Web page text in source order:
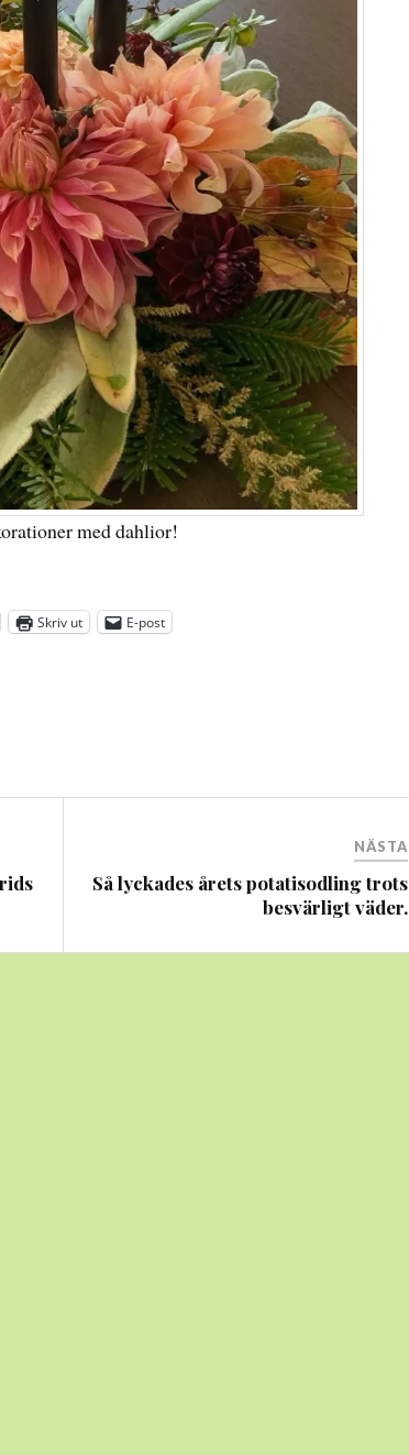
med dahlior!
Skriv ut E-post
NÄSTA
Så lyckades årets potatisodling trots
besvärligt väder.